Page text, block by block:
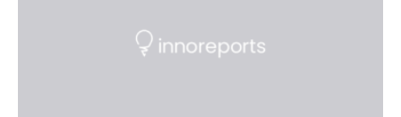
Labor für Mikrobiologie Für das Projekt „Microverse“ hat